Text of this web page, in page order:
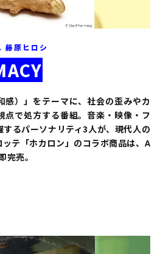
原ヒロシ
感）」をテーマに、社会の歪みやカ
点で処方する番組。音楽・映像・フ
るパーソナリティ3人が、現代人の
テ「ホカロン」のコラボ商品は、A
売。